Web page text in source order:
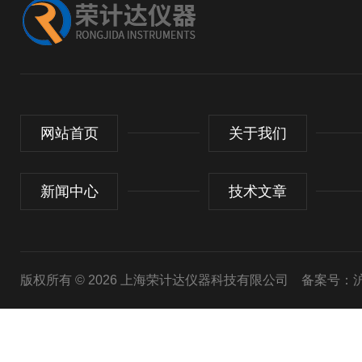
网站首页 关于我们
新闻中心 技术文章
版权所有 © 2026 上海荣计达仪器科技有限公司 备案号：